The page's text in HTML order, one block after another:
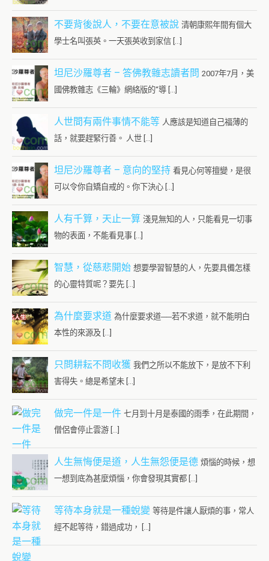
不要背後說人，不要在意被說 清朝康熙年間有個大
學士名叫張英。一天張英收到家信 […]
坦尼沙羅尊者 – 答佛教雜志讀者問 2007年7月，美
國佛教雜志《三輪》網絡版的“導 […]
人世間有兩件事情不能等 人應該是知道自己福薄的
話，就要趕緊行善。 人世 […]
坦尼沙羅尊者 – 意向的堅持 看見心何等擅變，是很
可以令你自矯自戒的。你下決心 […]
人有千算，天止一算 淺見無知的人，只能看見一切事
物的表面，不能看見事 […]
智慧，從慈悲開始 想要學習智慧的人，先要具備怎樣
的心靈特質呢？要先 […]
為什麼要求道 為什麼要求道──若不求道，就不能明白
本性的來源及 […]
只問耕耘不問收獲 我們之所以不能放下，是放不下利
害得失。總是希望未 […]
做完一件是一件 七月到十月是泰國的雨季，在此期間，
僧侶會停止雲游 […]
人生無悔便是道，人生無怨便是德 煩惱的時候，想
一想到底為甚麼煩惱，你會發現其實都 […]
等待本身就是一種蛻變 等待是件讓人厭煩的事，常人
經不起等待，錯過成功， […]